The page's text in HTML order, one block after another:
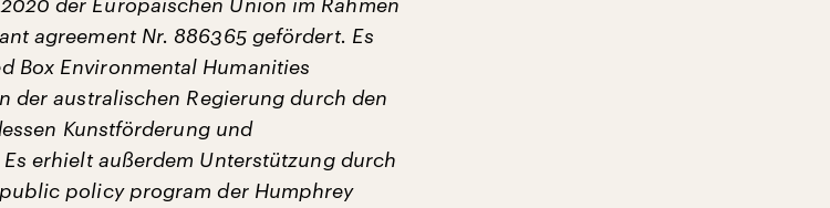
agreement Nr. 886365 gefördert. Es
Box Environmental Humanities
der australischen Regierung durch den
Kunstförderung und
erhielt außerdem Unterstützung durch
policy program der Humphrey